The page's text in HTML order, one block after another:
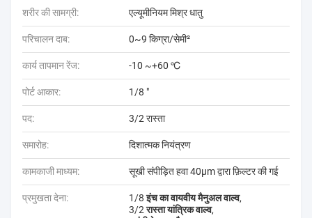
शरीर की सामग्री: एल्यूमीनियम मिश्र धातु
परिचालन दाब: 0~9 किग्रा/सेमी²
कार्य तापमान रेंज: -10 ~+60 ℃
पोर्ट आकार: 1/8 "
पद: 3/2 रास्ता
समारोह: दिशात्मक नियंत्रण
कामकाजी माध्यम: सूखी संपीड़ित हवा 40μm द्वारा फ़िल्टर की गई
प्रमुखता देना: 1/8 इंच का वायवीय मैनुअल वाल्व,
3/2 रास्ता यांत्रिक वाल्व,